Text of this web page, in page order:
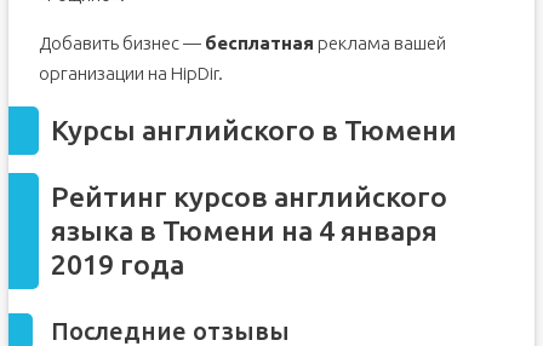
Добавить бизнес — бесплатная реклама вашей
организации на HipDir.
Курсы английского в Тюмени
Рейтинг курсов английского
языка в Тюмени на 4 января
2019 года
Последние отзывы